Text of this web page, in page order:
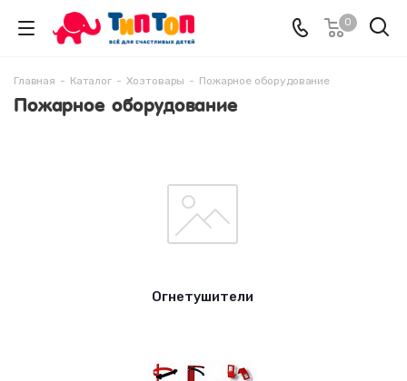
0
Главная - Каталог - Хозтовары - Пожарное оборудование
Пожарное оборудование
Огнетушители